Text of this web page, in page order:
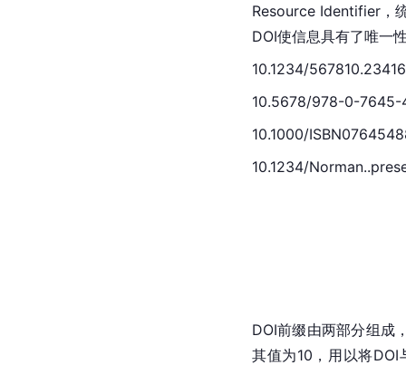
Resource Identifier，
DOI使信息具有了唯一
10.1234/567810.23416
10.5678/978-0-
10.1000/
10.1234/
DOI前缀由两部分组成
其值为10，用以将